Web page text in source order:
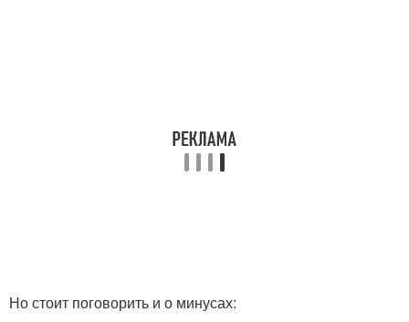
Но стоит поговорить и о минусах: